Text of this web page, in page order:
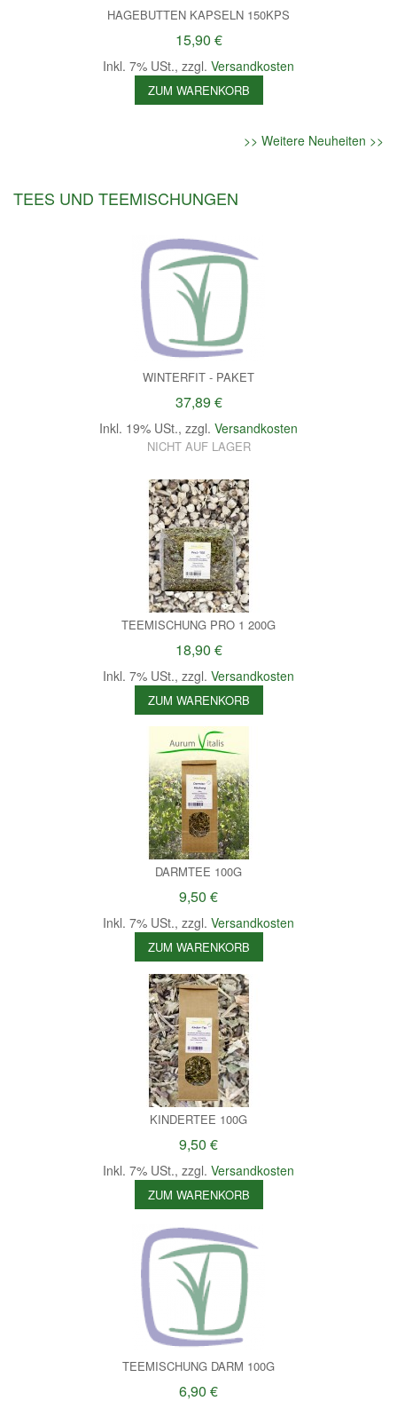
HAGEBUTTEN KAPSELN 150KPS
15,90 €
Inkl. 7% USt., zzgl. Versandkosten
ZUM WARENKORB
>> Weitere Neuheiten >>
TEES UND TEEMISCHUNGEN
WINTERFIT - PAKET
37,89 €
Inkl. 19% USt., zzgl. Versandkosten
NICHT AUF LAGER
TEEMISCHUNG PRO 1 200G
18,90 €
Inkl. 7% USt., zzgl. Versandkosten
ZUM WARENKORB
DARMTEE 100G
9,50 €
Inkl. 7% USt., zzgl. Versandkosten
ZUM WARENKORB
KINDERTEE 100G
9,50 €
Inkl. 7% USt., zzgl. Versandkosten
ZUM WARENKORB
TEEMISCHUNG DARM 100G
6,90 €